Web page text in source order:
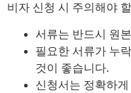
비자 신청 시 주의해야
서류는 반드시 원
필요한 서류가 누
것이 좋습니다.
신청서는 정확하